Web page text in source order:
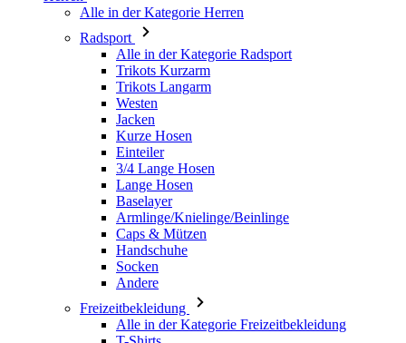
Trikots Langarm
Westen
Jacken
Kurze Hosen
Einteiler
3/4 Lange Hosen
Lange Hosen
Baselayer
Armlinge/Knielinge/Beinlinge
Caps & Mützen
Handschuhe
Socken
Andere
Freizeitbekleidung
Alle in der Kategorie Freizeitbekleidung
T-Shirts
Sweatshirt
Caps & Mützen
Triathlon
Alle in der Kategorie Triathlon